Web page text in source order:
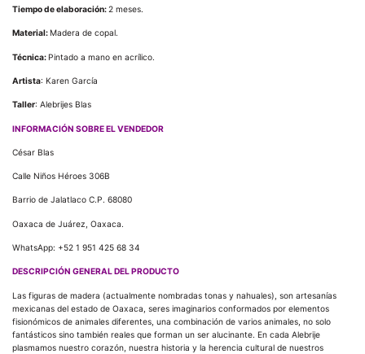
Tiempo de elaboración: 2 meses.
Material: Madera de copal.
Técnica:Pintado a mano en acrílico.
Artista: Karen García
Taller: Alebrijes Blas
INFORMACIÓN SOBRE EL VENDEDOR
César Blas
Calle Niños Héroes 306B
Barrio de Jalatlaco C.P. 68080
Oaxaca de Juárez, Oaxaca.
WhatsApp: +52 1 951 425 68 34
DESCRIPCIÓN GENERAL DEL PRODUCTO
Las figuras de madera (actualmente nombradas tonas y nahuales), son artesanías
mexicanas del estado de Oaxaca, seres imaginarios conformados por elementos
fisionómicos de animales diferentes, una combinación de varios animales, no solo
fantásticos sino también reales que forman un ser alucinante. En cada Alebrije
plasmamos nuestro corazón, nuestra historia y la herencia cultural de nuestros